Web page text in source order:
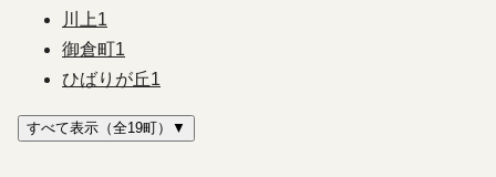
川上1
御倉町1
ひばりが丘1
すべて表示（全19町）▼